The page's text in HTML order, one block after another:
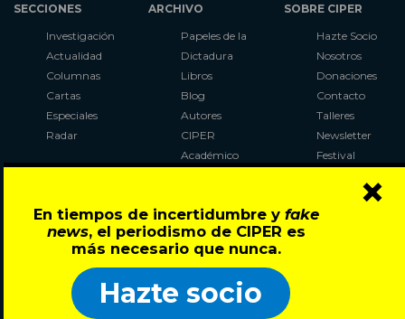
En tiempos de incertidumbre y fake
news, el periodismo de CIPER es
más necesario que nunca.
Hazte socio
×
SECCIONES
Investigación
Actualidad
Columnas
Cartas
Especiales
Radar
ARCHIVO
Papeles de la
Dictadura
Libros
Blog
Autores
CIPER
Académico
Al Plebiscito
con CIPER
SOBRE CIPER
Hazte Socio
Nosotros
Donaciones
Contacto
Talleres
Newsletter
Festival